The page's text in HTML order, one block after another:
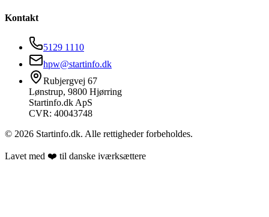
Kontakt
5129 1110
hpw@startinfo.dk
Rubjergvej 67
Lønstrup, 9800 Hjørring
Startinfo.dk ApS
CVR: 40043748
© 2026 Startinfo.dk. Alle rettigheder forbeholdes.
Lavet med ❤️ til danske iværksættere